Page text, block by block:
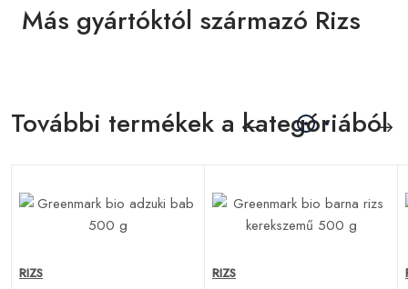
Más gyártóktól származó Rizs
További termékek a kategóriából
RIZS RIZS